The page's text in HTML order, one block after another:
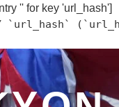
'' for key 'url_hash']
`url_hash`